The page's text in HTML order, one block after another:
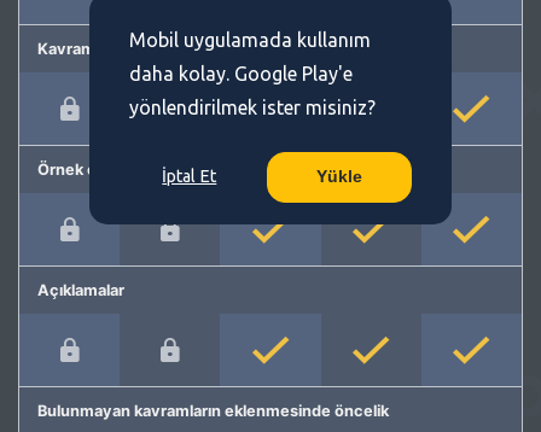
Kavram önerme
Örnek cümleler
Açıklamalar
Bulunmayan kavramların eklenmesinde öncelik
Mobil uygulamada kullanım
daha kolay. Google Play'e
yönlendirilmek ister misiniz?
İptal Et Yükle